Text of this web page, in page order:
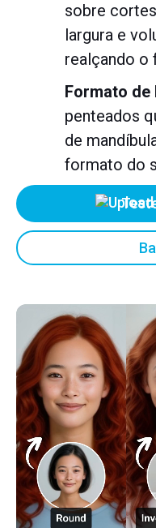
sobre
largura e
realçando o
Formato de
penteados
de
formato do